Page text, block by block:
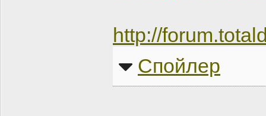
http://
Спойлер